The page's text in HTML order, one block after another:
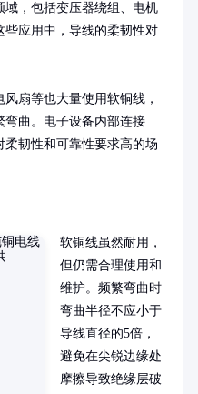
域，包括变压器绕组、电机
应用中，导线的柔韧性对
扇等也大量使用软铜线，
弯曲。电子设备内部连接
韧性和可靠性要求高的场
软铜线虽然耐用，
但仍需合理使用和
维护。频繁弯曲时
弯曲半径不应小于
导线直径的5倍，
避免在尖锐边缘处
摩擦导致绝缘层破